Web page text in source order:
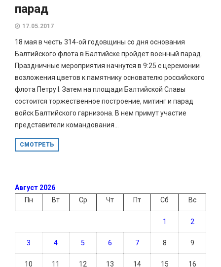
парад
17.05.2017
18 мая в честь 314-ой годовщины со дня основания
Балтийского флота в Балтийске пройдет военный парад.
Праздничные мероприятия начнутся в 9:25 с церемонии
возложения цветов к памятнику основателю российского
флота Петру I. Затем на площади Балтийской Славы
состоится торжественное построение, митинг и парад
войск Балтийского гарнизона. В нем примут участие
представители командования...
СМОТРЕТЬ
Август 2026
Пн
Вт Ср Чт Пт Сб Вс
1 2
3 4 5 6 7 8 9
10 11 12 13 14 15 16